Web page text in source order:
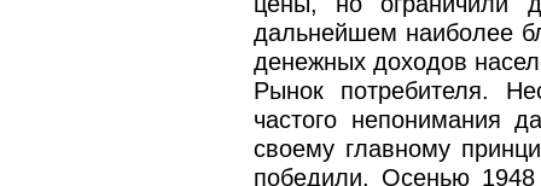
дальнейшем наиболее
денежных доходов
Рынок потребителя.
частого непонимания
своему главному
победили. Осенью